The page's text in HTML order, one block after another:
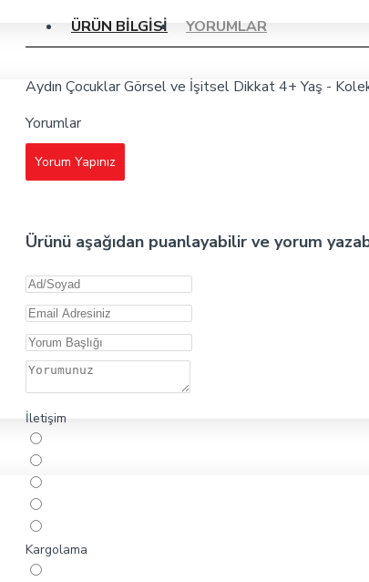
ÜRÜN BILGISI YORUMLAR
Aydın Çocuklar Görsel ve İşitsel Dikkat 4+ Yaş -
Yorumlar
Yorum Yapınız
Ürünü aşağıdan puanlayabilir ve yorum
İletişim
Kargolama